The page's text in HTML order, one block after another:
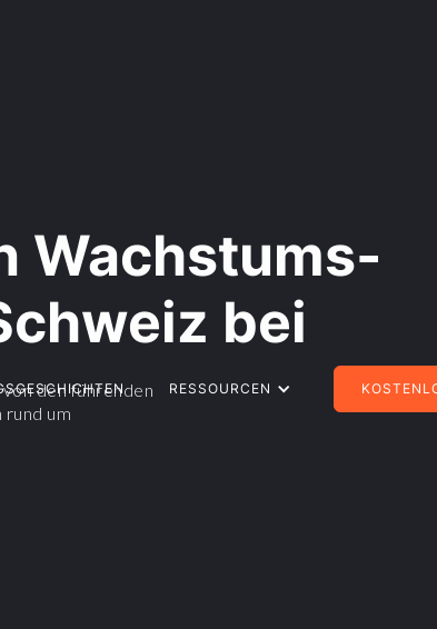
RESSOURCEN
Wachstums-
bei
den führenden
rund um